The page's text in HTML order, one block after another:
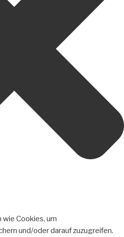
Cookies, um
und/oder darauf zuzugreifen.